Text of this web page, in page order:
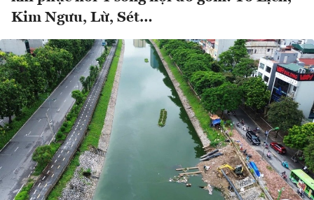
Kim Ngưu, Lừ, Sét…